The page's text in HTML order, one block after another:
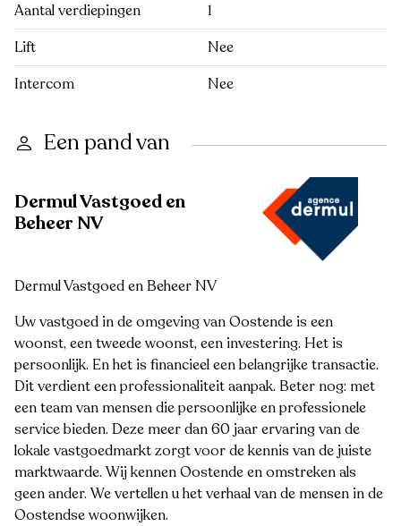
Aantal verdiepingen
1
Lift
Nee
Intercom
Nee
Een pand van
Dermul Vastgoed en
Beheer NV
Dermul Vastgoed en Beheer NV
Uw vastgoed in de omgeving van Oostende is een
woonst, een tweede woonst, een investering. Het is
persoonlijk. En het is financieel een belangrijke transactie.
Dit verdient een professionaliteit aanpak. Beter nog: met
een team van mensen die persoonlijke en professionele
service bieden. Deze meer dan 60 jaar ervaring van de
lokale vastgoedmarkt zorgt voor de kennis van de juiste
marktwaarde. Wij kennen Oostende en omstreken als
geen ander. We vertellen u het verhaal van de mensen in de
Oostendse woonwijken.